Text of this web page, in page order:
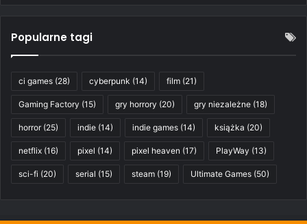
Popularne tagi
ci games (28) cyberpunk (14) film (21)
Gaming Factory (15) gry horrory (20) gry niezależne (18)
horror(25) indie (14) indie games (14) książka (20)
netflix (16) pixel (14) pixel heaven (17) PlayWay (13)
sci-fi (20) serial (15) steam (19) Ultimate Games (50)